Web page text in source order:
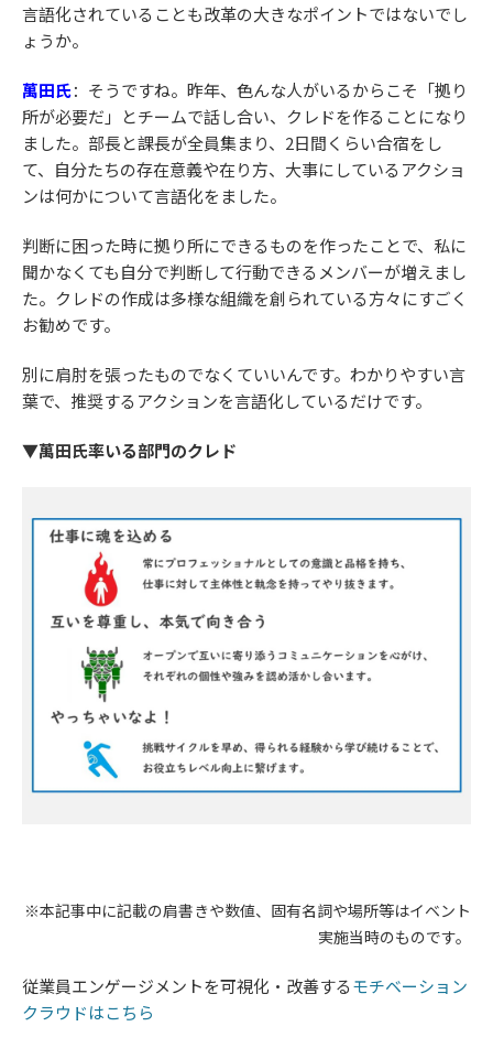
言語化されていることも改革の大きなポイントではないでし
ょうか。
萬田氏： そうですね。昨年、色んな人がいるからこそ「拠り
所が必要だ」とチームで話し合い、クレドを作ることになり
ました。部長と課長が全員集まり、2日間くらい合宿をし
て、自分たちの存在意義や在り方、大事にしているアクショ
ンは何かについて言語化をました。
判断に困った時に拠り所にできるものを作ったことで、私に
聞かなくても自分で判断して行動できるメンバーが増えまし
た。クレドの作成は多様な組織を創られている方々にすごく
お勧めです。
別に肩肘を張ったものでなくていいんです。わかりやすい言
葉で、推奨するアクションを言語化しているだけです。
▼萬田氏率いる部門のクレド
※本記事中に記載の肩書きや数値、固有名詞や場所等はイベント
実施当時のものです。
従業員エンゲージメントを可視化・改善する​​​​​​​モチベーション
クラウドはこちら